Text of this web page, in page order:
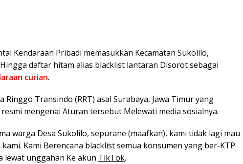
Kendaraan Pribadi memasukkan Kecamatan Sukolilo,
daftar hitam alias blacklist lantaran Disorot sebagai
curian.
Ringgo Transindo (RRT) asal Surabaya, Jawa Timur yang
mengenai Aturan tersebut Melewati media sosialnya.
warga Desa Sukolilo, sepurane (maafkan), kami tidak lagi mau
Kami Berencana blacklist semua konsumen yang ber-KTP
lewat unggahan Ke akun TikTok.